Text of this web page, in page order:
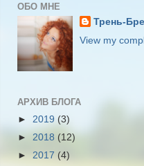
ОБО МНЕ
Трень-
View my
АРХИВ БЛОГА
► 2019 (3)
► 2018 (12)
► 2017 (4)